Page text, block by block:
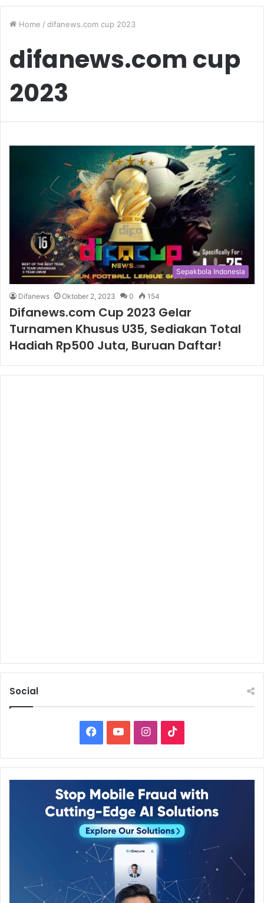
Home / difanews.com cup 2023
difanews.com cup
2023
Sepakbola Indonesia
Difanews Oktober 2, 2023 0 154
Difanews.com Cup 2023 Gelar
Turnamen Khusus U35, Sediakan Total
Hadiah Rp500 Juta, Buruan Daftar!
Social
Facebook
YouTubeInstagram